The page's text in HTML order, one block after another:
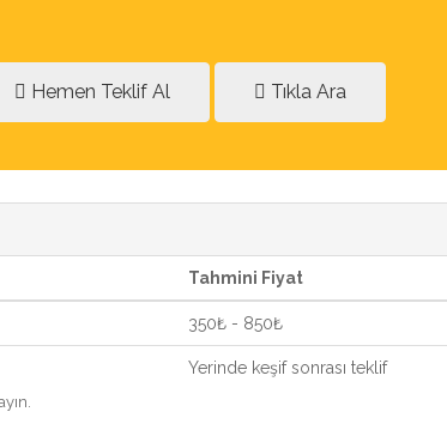
Hemen Teklif Al Tıkla Ara
Tahmini Fiyat
350₺ - 850₺
Yerinde keşif sonrası teklif